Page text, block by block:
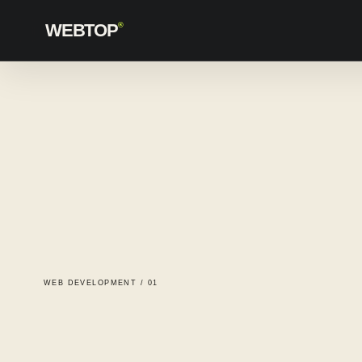
WEBTOP®
WEB DEVELOPMENT / 01